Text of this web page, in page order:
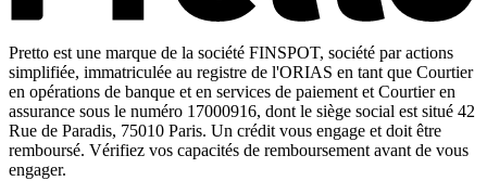
Pretto est une marque de la société FINSPOT, société par actions
simplifiée, immatriculée au registre de l'ORIAS en tant que Courtier
en opérations de banque et en services de paiement et Courtier en
assurance sous le numéro 17000916, dont le siège social est situé 42
Rue de Paradis, 75010 Paris. Un crédit vous engage et doit être
remboursé. Vérifiez vos capacités de remboursement avant de vous
engager.